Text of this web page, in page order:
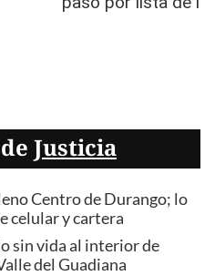
Justicia
Centro de Durango; lo
celular y cartera
sin vida al interior de
del Guadiana